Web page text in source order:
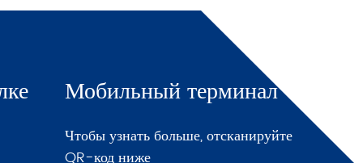
Мобильный терминал
Чтобы узнать больше, отсканируйте
QR-код ниже